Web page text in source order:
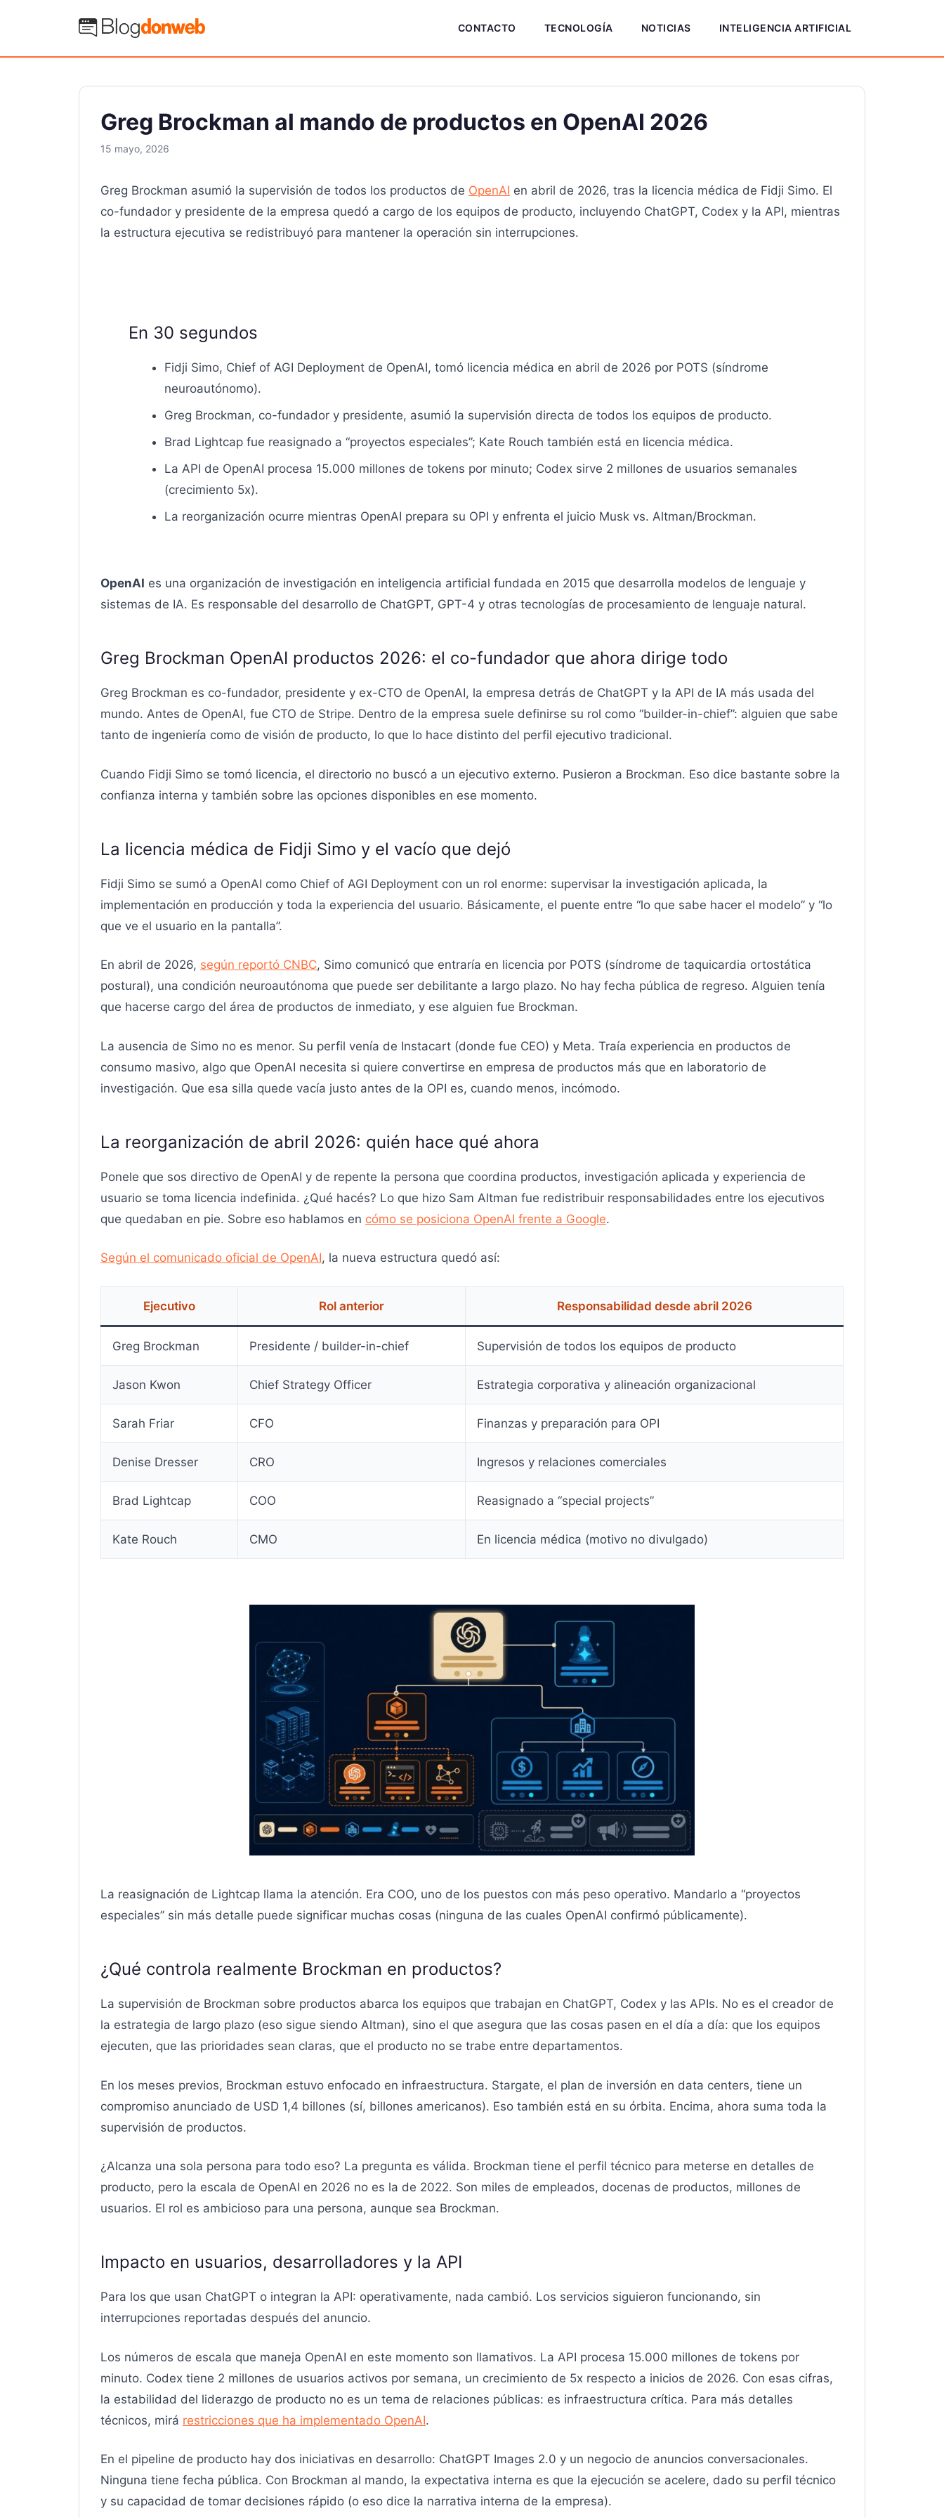
Blog Donweb CONTACTO TECNOLOGÍA NOTICIAS INTELIGENCIA ARTIFICIAL
Greg Brockman al mando de productos en OpenAI 2026
15 mayo, 2026
Greg Brockman asumió la supervisión de todos los productos de OpenAI en abril de 2026, tras la licencia médica de Fidji Simo. El
co-fundador y presidente de la empresa quedó a cargo de los equipos de producto, incluyendo ChatGPT, Codex y la API, mientras
la estructura ejecutiva se redistribuyó para mantener la operación sin interrupciones.
En 30 segundos
Fidji Simo, Chief of AGI Deployment de OpenAI, tomó licencia médica en abril de 2026 por POTS (síndrome
neuroautónomo).
Greg Brockman, co-fundador y presidente, asumió la supervisión directa de todos los equipos de producto.
Brad Lightcap fue reasignado a “proyectos especiales”; Kate Rouch también está en licencia médica.
La API de OpenAI procesa 15.000 millones de tokens por minuto; Codex sirve 2 millones de usuarios semanales
(crecimiento 5x).
La reorganización ocurre mientras OpenAI prepara su OPI y enfrenta el juicio Musk vs. Altman/Brockman.
OpenAI es una organización de investigación en inteligencia artificial fundada en 2015 que desarrolla modelos de lenguaje y
sistemas de IA. Es responsable del desarrollo de ChatGPT, GPT-4 y otras tecnologías de procesamiento de lenguaje natural.
Greg Brockman OpenAI productos 2026: el co-fundador que ahora dirige todo
Greg Brockman es co-fundador, presidente y ex-CTO de OpenAI, la empresa detrás de ChatGPT y la API de IA más usada del
mundo. Antes de OpenAI, fue CTO de Stripe. Dentro de la empresa suele definirse su rol como “builder-in-chief”: alguien que sabe
tanto de ingeniería como de visión de producto, lo que lo hace distinto del perfil ejecutivo tradicional.
Cuando Fidji Simo se tomó licencia, el directorio no buscó a un ejecutivo externo. Pusieron a Brockman. Eso dice bastante sobre la
confianza interna y también sobre las opciones disponibles en ese momento.
La licencia médica de Fidji Simo y el vacío que dejó
Fidji Simo se sumó a OpenAI como Chief of AGI Deployment con un rol enorme: supervisar la investigación aplicada, la
implementación en producción y toda la experiencia del usuario. Básicamente, el puente entre “lo que sabe hacer el modelo” y “lo
que ve el usuario en la pantalla”.
En abril de 2026, según reportó CNBC, Simo comunicó que entraría en licencia por POTS (síndrome de taquicardia ortostática
postural), una condición neuroautónoma que puede ser debilitante a largo plazo. No hay fecha pública de regreso. Alguien tenía
que hacerse cargo del área de productos de inmediato, y ese alguien fue Brockman.
La ausencia de Simo no es menor. Su perfil venía de Instacart (donde fue CEO) y Meta. Traía experiencia en productos de
consumo masivo, algo que OpenAI necesita si quiere convertirse en empresa de productos más que en laboratorio de
investigación. Que esa silla quede vacía justo antes de la OPI es, cuando menos, incómodo.
La reorganización de abril 2026: quién hace qué ahora
Ponele que sos directivo de OpenAI y de repente la persona que coordina productos, investigación aplicada y experiencia de
usuario se toma licencia indefinida. ¿Qué hacés? Lo que hizo Sam Altman fue redistribuir responsabilidades entre los ejecutivos
que quedaban en pie. Sobre eso hablamos en cómo se posiciona OpenAI frente a Google.
Según el comunicado oficial de OpenAI, la nueva estructura quedó así:
Ejecutivo Rol anterior Responsabilidad desde abril 2026
Greg Brockman Presidente / builder-in-chief Supervisión de todos los equipos de producto
Jason Kwon Chief Strategy Officer Estrategia corporativa y alineación organizacional
Sarah Friar CFO Finanzas y preparación para OPI
Denise Dresser CRO Ingresos y relaciones comerciales
Brad Lightcap COO Reasignado a “special projects”
Kate Rouch CMO En licencia médica (motivo no divulgado)
La reasignación de Lightcap llama la atención. Era COO, uno de los puestos con más peso operativo. Mandarlo a “proyectos
especiales” sin más detalle puede significar muchas cosas (ninguna de las cuales OpenAI confirmó públicamente).
¿Qué controla realmente Brockman en productos?
La supervisión de Brockman sobre productos abarca los equipos que trabajan en ChatGPT, Codex y las APIs. No es el creador de
la estrategia de largo plazo (eso sigue siendo Altman), sino el que asegura que las cosas pasen en el día a día: que los equipos
ejecuten, que las prioridades sean claras, que el producto no se trabe entre departamentos.
En los meses previos, Brockman estuvo enfocado en infraestructura. Stargate, el plan de inversión en data centers, tiene un
compromiso anunciado de USD 1,4 billones (sí, billones americanos). Eso también está en su órbita. Encima, ahora suma toda la
supervisión de productos.
¿Alcanza una sola persona para todo eso? La pregunta es válida. Brockman tiene el perfil técnico para meterse en detalles de
producto, pero la escala de OpenAI en 2026 no es la de 2022. Son miles de empleados, docenas de productos, millones de
usuarios. El rol es ambicioso para una persona, aunque sea Brockman.
Impacto en usuarios, desarrolladores y la API
Para los que usan ChatGPT o integran la API: operativamente, nada cambió. Los servicios siguieron funcionando, sin
interrupciones reportadas después del anuncio.
Los números de escala que maneja OpenAI en este momento son llamativos. La API procesa 15.000 millones de tokens por
minuto. Codex tiene 2 millones de usuarios activos por semana, un crecimiento de 5x respecto a inicios de 2026. Con esas cifras,
la estabilidad del liderazgo de producto no es un tema de relaciones públicas: es infraestructura crítica. Para más detalles
técnicos, mirá restricciones que ha implementado OpenAI.
En el pipeline de producto hay dos iniciativas en desarrollo: ChatGPT Images 2.0 y un negocio de anuncios conversacionales.
Ninguna tiene fecha pública. Con Brockman al mando, la expectativa interna es que la ejecución se acelere, dado su perfil técnico
y su capacidad de tomar decisiones rápido (o eso dice la narrativa interna de la empresa).